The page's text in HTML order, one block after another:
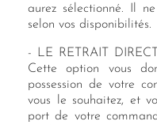
aurez sélectionné. Il
selon vos disponibilités.
- LE RETRAIT
Cette option vous
possession de votre
vous le souhaitez, et
port de votre